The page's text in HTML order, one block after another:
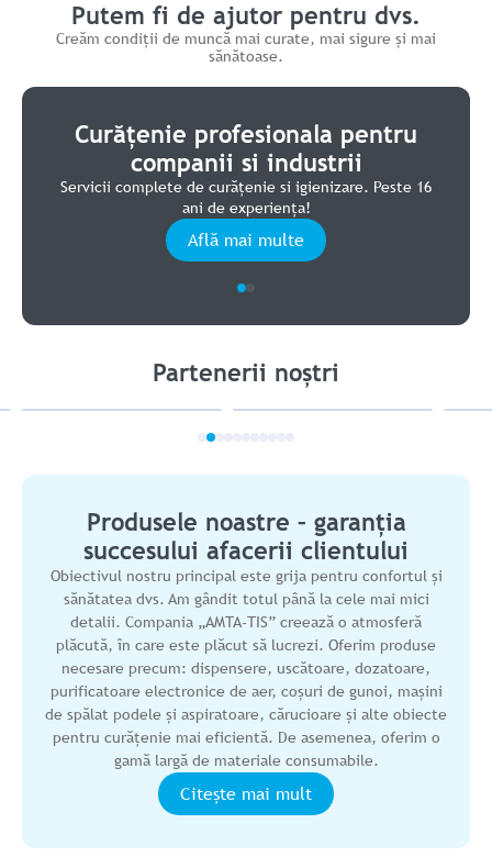
Putem fi de ajutor pentru dvs.
Creăm condiții de muncă mai curate, mai sigure și mai
sănătoase.
Curățenie profesionala pentru
companii si industrii
Servicii complete de curățenie si igienizare. Peste 16
ani de experiența!
Află mai multe
Partenerii noștri
Produsele noastre – garanția
succesului afacerii clientului
Obiectivul nostru principal este grija pentru confortul și
sănătatea dvs. Am gândit totul până la cele mai mici
detalii. Compania „AMTA-TIS” creează o atmosferă
plăcută, în care este plăcut să lucrezi. Oferim produse
necesare precum: dispensere, uscătoare, dozatoare,
purificatoare electronice de aer, coșuri de gunoi, mașini
de spălat podele și aspiratoare, cărucioare și alte obiecte
pentru curățenie mai eficientă. De asemenea, oferim o
gamă largă de materiale consumabile.
Citeşte mai mult